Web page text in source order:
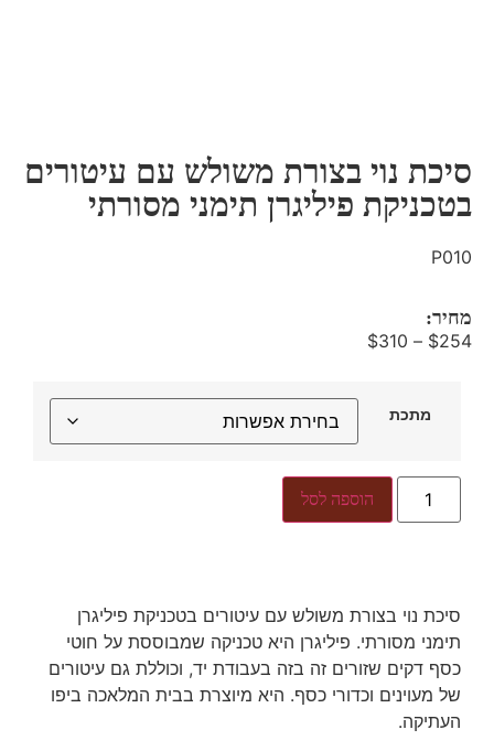
סיכת נוי בצורת משולש עם עיטורים
בטכניקת פיליגרן תימני מסורתי
P010
מחיר:
$254
–
$310
מתכת
הוספה לסל
סיכת נוי בצורת משולש עם עיטורים בטכניקת פיליגרן
תימני מסורתי. פיליגרן היא טכניקה שמבוססת על חוטי
כסף דקים שזורים זה בזה בעבודת יד, וכוללת גם עיטורים
של מעוינים וכדורי כסף. היא מיוצרת בבית המלאכה ביפו
העתיקה.